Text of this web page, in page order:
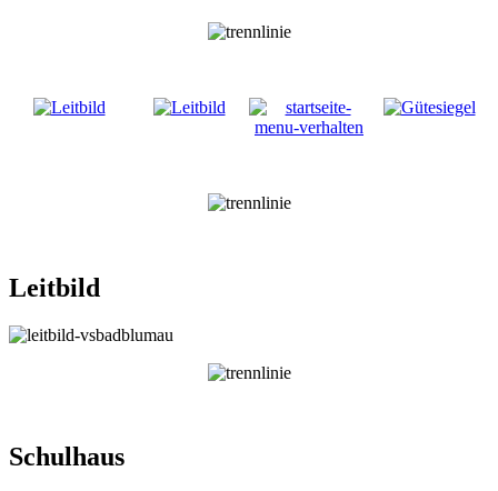
Leitbild
Schulhaus